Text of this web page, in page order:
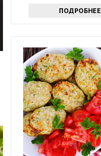
ПОДРОБНЕЕ